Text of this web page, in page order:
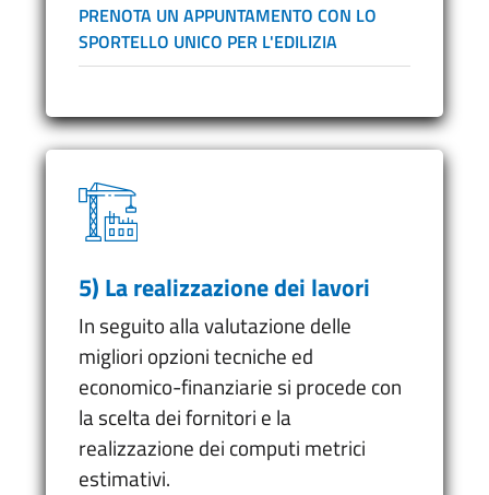
PRENOTA UN APPUNTAMENTO CON LO
SPORTELLO UNICO PER L'EDILIZIA
5) La realizzazione dei lavori
In seguito alla valutazione delle
migliori opzioni tecniche ed
economico-finanziarie si procede con
la scelta dei fornitori e la
realizzazione dei computi metrici
estimativi.